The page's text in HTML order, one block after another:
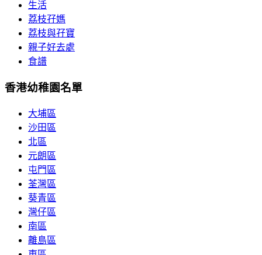
生活
荔枝孖媽
荔枝與孖寶
親子好去處
食譜
香港幼稚園名單
大埔區
沙田區
北區
元朗區
屯門區
荃灣區
葵青區
灣仔區
南區
離島區